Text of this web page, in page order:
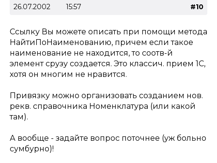
26.07.2002 15:57 #10
Ссылку Вы можете описать при помощи метода
НайтиПоНаименованию, причем если такое
наименование не находится, то соотв-й
элемент срузу создается. Это классич. прием 1С,
хотя он многим не нравится.
Привязку можно организовать созданием нов.
рекв. справочника Номенклатура (или какой
там).
А вообще - задайте вопрос поточнее (уж больно
сумбурно)!